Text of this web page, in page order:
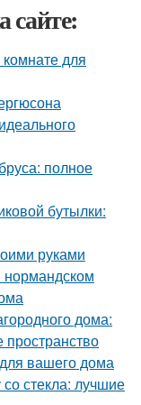
сайте:
для
полное
бутылки:
руками
нормандском
дома:
пространство
вашего дома
стекла: лучшие